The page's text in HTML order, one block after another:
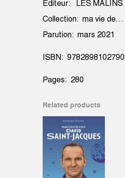
Editeur: LES MALINS
Collection: ma vie de…
Parution: mars 2021
ISBN: 9782898102790
Pages: 280
Related products